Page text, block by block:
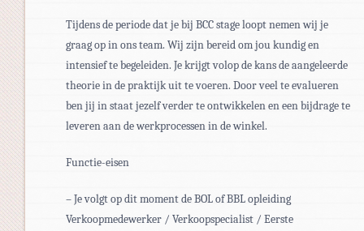
Tijdens de periode dat je bij BCC stage loopt nemen wij je
graag op in ons team. Wij zijn bereid om jou kundig en
intensief te begeleiden. Je krijgt volop de kans de aangeleerde
theorie in de praktijk uit te voeren. Door veel te evalueren
ben jij in staat jezelf verder te ontwikkelen en een bijdrage te
leveren aan de werkprocessen in de winkel.
Functie-eisen
– Je volgt op dit moment de BOL of BBL opleiding
Verkoopmedewerker / Verkoopspecialist / Eerste